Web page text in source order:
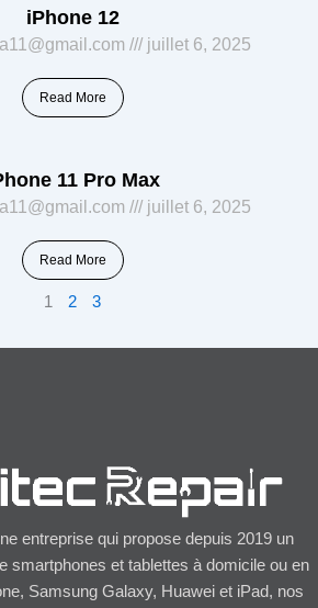
iPhone 12
juillet 6, 2025
Read More
11 Pro Max
juillet 6, 2025
Read More
1 2 3
entreprise qui propose depuis 2019 un
smartphones et tablettes à domicile ou en
Samsung Galaxy, Huawei et iPad, nos